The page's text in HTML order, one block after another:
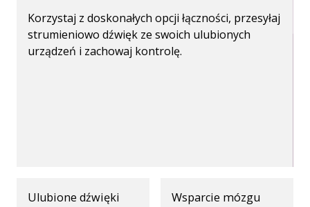
Korzystaj z doskonałych opcji łączności, przesyłaj
strumieniowo dźwięk ze swoich ulubionych
urządzeń i zachowaj kontrolę.
Ulubione dźwięki Wsparcie mózgu